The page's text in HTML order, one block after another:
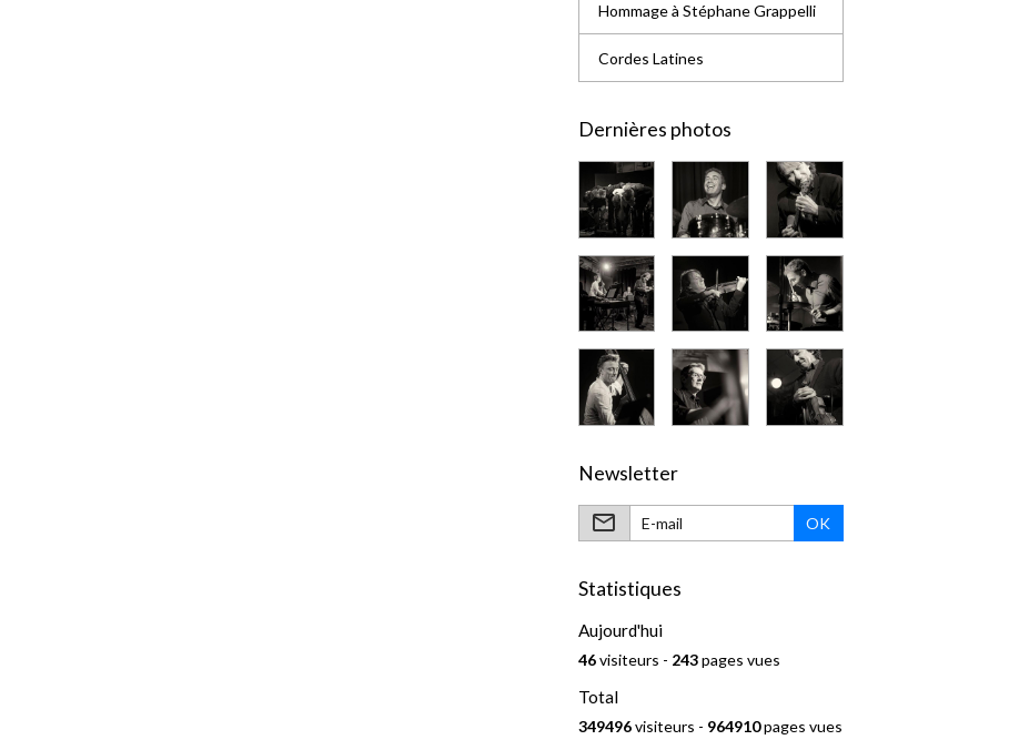
Hommage à Stéphane Grappelli
Cordes Latines
Dernières photos
Newsletter
OK
Statistiques
Aujourd'hui
46visiteurs - 243pages vues
Total
349496visiteurs - 964910pages vues